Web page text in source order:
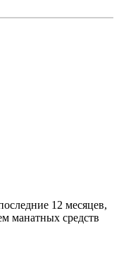
12 месяцев,
манатных средств